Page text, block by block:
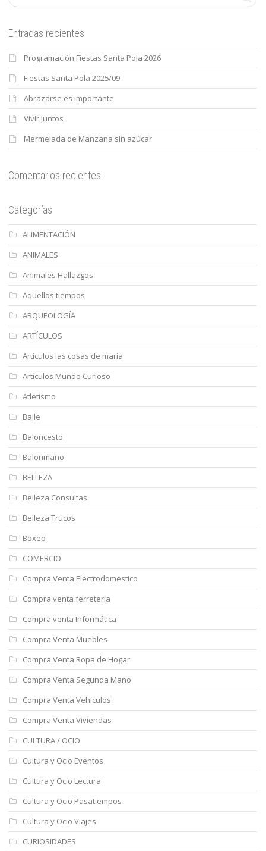
Entradas recientes
Programación Fiestas Santa Pola 2026
Fiestas Santa Pola 2025/09
Abrazarse es importante
Vivir juntos
Mermelada de Manzana sin azúcar
Comentarios recientes
Categorías
ALIMENTACIÓN
ANIMALES
Animales Hallazgos
Aquellos tiempos
ARQUEOLOGÍA
ARTÍCULOS
Artículos las cosas de maría
Artículos Mundo Curioso
Atletismo
Baile
Baloncesto
Balonmano
BELLEZA
Belleza Consultas
Belleza Trucos
Boxeo
COMERCIO
Compra Venta Electrodomestico
Compra venta ferretería
Compra venta Informática
Compra Venta Muebles
Compra Venta Ropa de Hogar
Compra Venta Segunda Mano
Compra Venta Vehículos
Compra Venta Viviendas
CULTURA / OCIO
Cultura y Ocio Eventos
Cultura y Ocio Lectura
Cultura y Ocio Pasatiempos
Cultura y Ocio Viajes
CURIOSIDADES